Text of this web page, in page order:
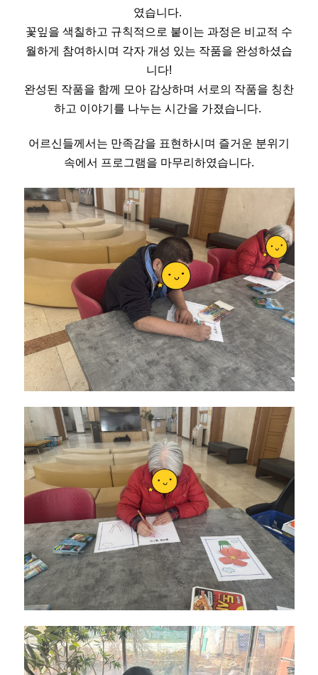
였습니다.
꽃잎을 색칠하고 규칙적으로 붙이는 과정은 비교적 수
월하게 참여하시며 각자 개성 있는 작품을 완성하셨습
니다!
완성된 작품을 함께 모아 감상하며 서로의 작품을 칭찬
하고 이야기를 나누는 시간을 가졌습니다.
어르신들께서는 만족감을 표현하시며 즐거운 분위기
속에서 프로그램을 마무리하였습니다.